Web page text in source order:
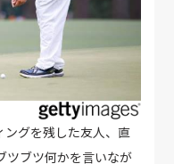
ングを残した友人、直
ツブツ何かを言いなが